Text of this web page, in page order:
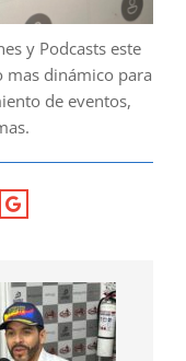
y Podcasts este
mas dinámico para
de eventos,